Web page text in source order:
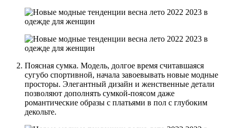
Поясная сумка. Модель, долгое время считавшаяся
сугубо спортивной, начала завоевывать новые модные
просторы. Элегантный дизайн и женственные детали
позволяют дополнять сумкой-поясом даже
романтические образы с платьями в пол с глубоким
декольте.